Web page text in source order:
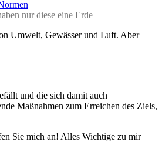
nur diese eine Erde
Umwelt, Gewässer und Luft. Aber
und die sich damit auch
Maßnahmen zum Erreichen des Ziels,
Sie mich an! Alles Wichtige zu mir